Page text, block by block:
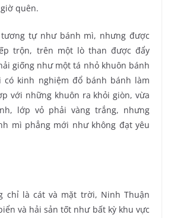
quên.
tự như bánh mì, nhưng được
trộn, trên một lò than được đẩy
giống như một tá nhỏ khuôn bánh
có kinh nghiệm đổ bánh bánh làm
với những khuôn ra khỏi giòn, vừa
lớp vỏ phải vàng trắng, nhưng
mì phẳng mới như không đạt yêu
chỉ là cát và mặt trời, Ninh Thuận
và hải sản tốt như bất kỳ khu vực